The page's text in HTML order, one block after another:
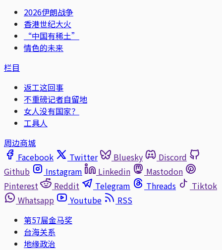
2026伊朗战争
香港世纪大火
“中国有稀土”
情色的未来
栏目
返工这回事
不重磅记者自留地
女人没有国家？
工具人
周边商城
Facebook
Twitter Bluesky
Discord
Github
Instagram Linkedin
Mastodon
Pinterest
Reddit Telegram Threads
Tiktok
Whatsapp
Youtube
RSS
第57屇金马奖
台海关系
地缘政治